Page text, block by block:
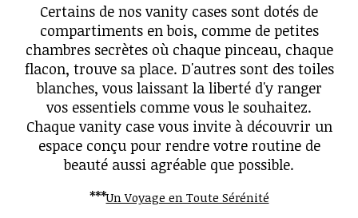
Certains de nos vanity cases sont dotés de
compartiments en bois, comme de petites
chambres secrètes où chaque pinceau, chaque
flacon, trouve sa place. D'autres sont des toiles
blanches, vous laissant la liberté d'y ranger
vos essentiels comme vous le souhaitez.
Chaque vanity case vous invite à découvrir un
espace conçu pour rendre votre routine de
beauté aussi agréable que possible.
***Un Voyage en Toute Sérénité